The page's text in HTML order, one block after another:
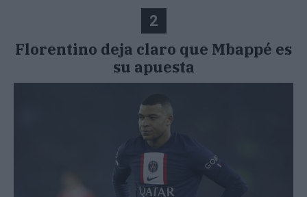
2
Florentino deja claro que Mbappé es
su apuesta